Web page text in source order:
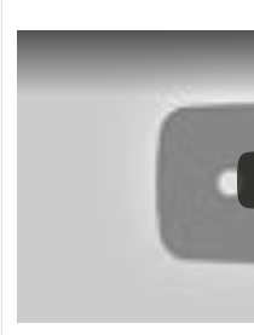
この動画を YouTube